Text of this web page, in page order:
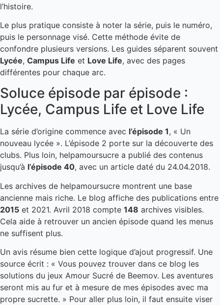
l’histoire.
Le plus pratique consiste à noter la série, puis le numéro,
puis le personnage visé. Cette méthode évite de
confondre plusieurs versions. Les guides séparent souvent
Lycée, Campus Life et Love Life, avec des pages
différentes pour chaque arc.
Soluce épisode par épisode :
Lycée, Campus Life et Love Life
La série d’origine commence avec l’épisode 1, « Un
nouveau lycée ». L’épisode 2 porte sur la découverte des
clubs. Plus loin, helpamoursucre a publié des contenus
jusqu’à l’épisode 40, avec un article daté du 24.04.2018.
Les archives de helpamoursucre montrent une base
ancienne mais riche. Le blog affiche des publications entre
2015 et 2021. Avril 2018 compte 148 archives visibles.
Cela aide à retrouver un ancien épisode quand les menus
ne suffisent plus.
Un avis résume bien cette logique d’ajout progressif. Une
source écrit : « Vous pouvez trouver dans ce blog les
solutions du jeux Amour Sucré de Beemov. Les aventures
seront mis au fur et à mesure de mes épisodes avec ma
propre sucrette. » Pour aller plus loin, il faut ensuite viser